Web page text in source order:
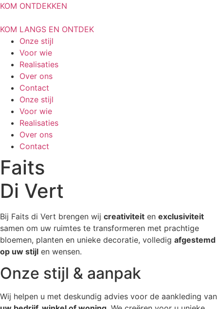
KOM ONTDEKKEN
KOM LANGS EN ONTDEK
Onze stijl
Voor wie
Realisaties
Over ons
Contact
Onze stijl
Voor wie
Realisaties
Over ons
Contact
Faits
Di Vert
Bij Faits di Vert brengen wij creativiteit en exclusiviteit
samen om uw ruimtes te transformeren met prachtige
bloemen, planten en unieke decoratie, volledig afgestemd
op uw stijl en wensen.
Onze stijl & aanpak
Wij helpen u met deskundig advies voor de aankleding van